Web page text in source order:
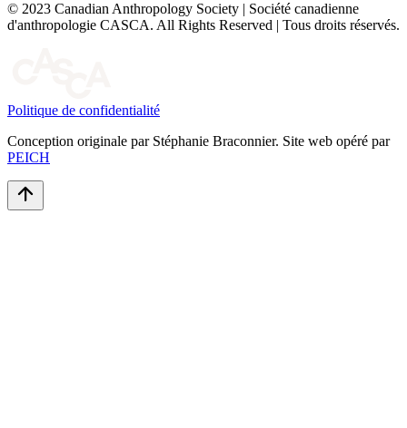
© 2023 Canadian Anthropology Society | Société canadienne
d'anthropologie CASCA. All Rights Reserved | Tous droits réservés.
Politique de confidentialité
Conception originale par Stéphanie Braconnier. Site web opéré par
PEICH